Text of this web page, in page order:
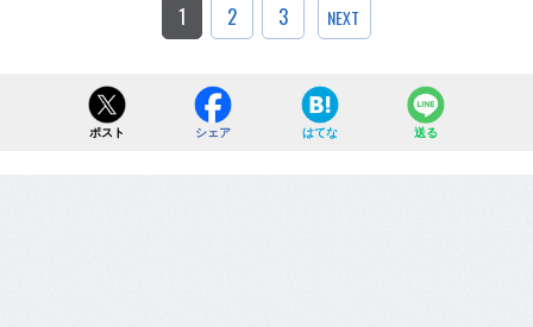
1 2 3 NEXT
ポスト シェア はてな 送る